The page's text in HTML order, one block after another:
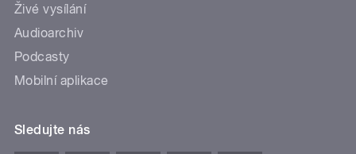
Živé vysílání
Audioarchiv
Podcasty
Mobilní aplikace
Sledujte nás